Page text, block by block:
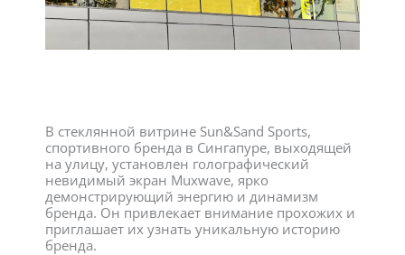
В стеклянной витрине Sun&Sand Sports,
спортивного бренда в Сингапуре, выходящей
на улицу, установлен голографический
невидимый экран Muxwave, ярко
демонстрирующий энергию и динамизм
бренда. Он привлекает внимание прохожих и
приглашает их узнать уникальную историю
бренда.